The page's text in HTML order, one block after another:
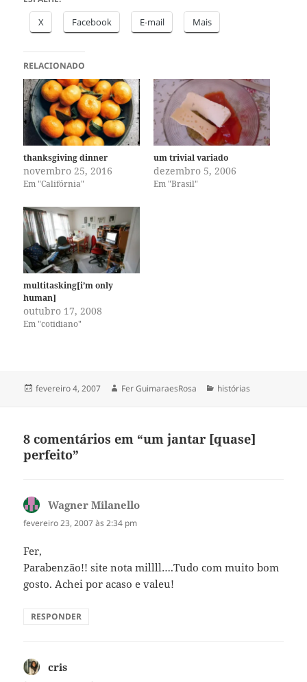
X Facebook E-mail Mais
RELACIONADO
thanksgiving dinner
novembro 25, 2016
Em "Califórnia"
um trivial variado
dezembro 5, 2006
Em "Brasil"
multitasking[i’m only
human]
outubro 17, 2008
Em "cotidiano"
Publicado
fevereiro 4, 2007 Autor
Fer GuimaraesRosa Categorias
histórias
8 comentários em “um jantar [quase]
perfeito”
Wagner Milanello
fevereiro 23, 2007 às 2:34 pm
Fer,
Parabenzão!! site nota millll….Tudo com muito bom
gosto. Achei por acaso e valeu!
RESPONDER
cris